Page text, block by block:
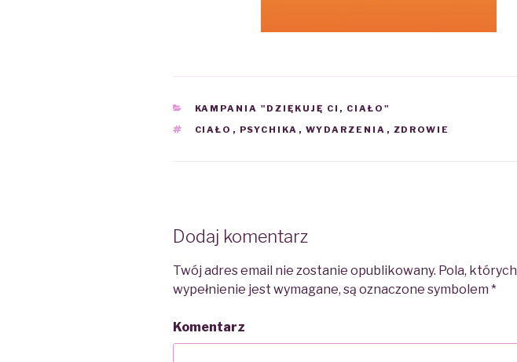
CATEGORIES
KAMPANIA "DZIĘKUJĘ CI, CIAŁO"
TAGS
CIAŁO , PSYCHIKA , WYDARZENIA , ZDROWIE
Dodaj komentarz
Twój adres email nie zostanie opublikowany. Pola, których
wypełnienie jest wymagane, są oznaczone symbolem *
Komentarz